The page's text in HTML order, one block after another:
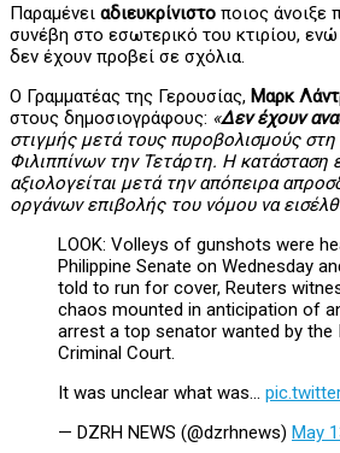
Παραμένει αδιευκρίνιστο ποιος άνοιξε
συνέβη στο εσωτερικό του κτιρίου,
δεν έχουν προβεί σε σχόλια.
Ο Γραμματέας της Γερουσίας, Μαρκ
στους δημοσιογράφους: «Δεν έχουν
στιγμής μετά τους πυροβολισμούς στη
Φιλιππίνων την Τετάρτη. Η κατάσταση
αξιολογείται μετά την απόπειρα
οργάνων επιβολής του νόμου να
LOOK: Volleys of gunshots were
Philippine Senate on Wednesday
told to run for cover, Reuters
chaos mounted in anticipation of
arrest a top senator wanted by the
Criminal Court.
It was unclear what was…
— DZRH NEWS (@dzrhnews) May